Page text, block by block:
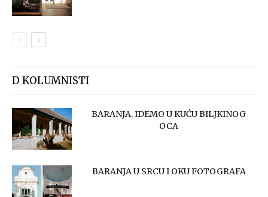
D KOLUMNISTI
BARANJA. IDEMO U KUĆU BILJKINOG
OCA
BARANJA U SRCU I OKU FOTOGRAFA